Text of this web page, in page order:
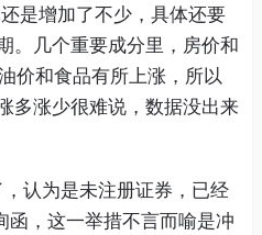
是增加了不少，具体还要
。几个重要成分里，房价和
价和食品有所上涨，所以
多涨少很难说，数据没出来
认为是未注册证券，已经
函，这一举措不言而喻是冲